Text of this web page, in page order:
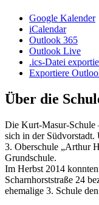
Google Kalender
iCalendar
Outlook 365
Outlook Live
.ics-Datei
Exportiere
Über die
Die Kurt-Masur-Schule
sich in der Südvorstadt.
3. Oberschule „Arthur
Grundschule.
Im Herbst 2014
Scharnhorststraße 24
ehemalige 3. Schule